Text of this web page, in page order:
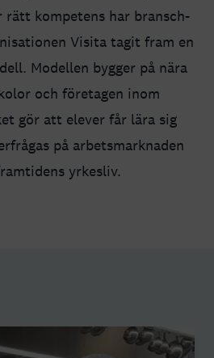
rätt kompetens har bransch-
Visita tagit fram en
Modellen bygger på nära
och företagen inom
gör att elever får lära sig
på arbetsmarknaden
yrkesliv.